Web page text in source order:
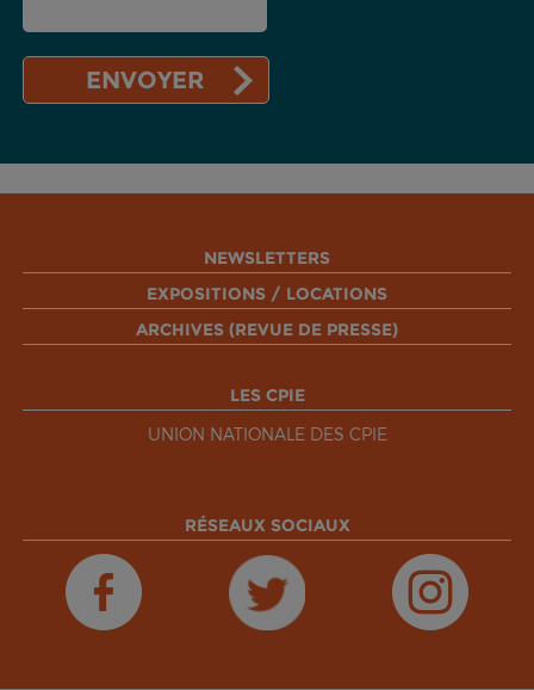
NEWSLETTERS
EXPOSITIONS / LOCATIONS
ARCHIVES (REVUE DE PRESSE)
LES CPIE
UNION NATIONALE DES CPIE
RÉSEAUX SOCIAUX